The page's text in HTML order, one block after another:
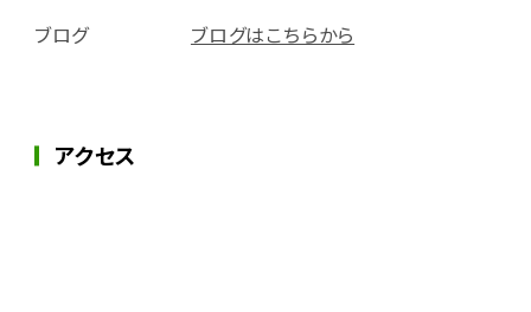
ブログ ブログはこちらから
アクセス